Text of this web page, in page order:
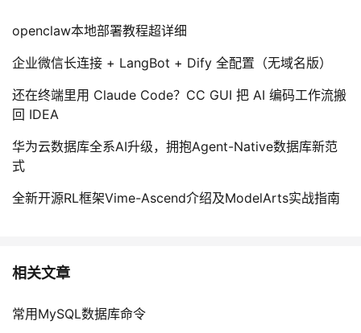
openclaw本地部署教程超详细
企业微信长连接 + LangBot + Dify 全配置（无域名版）
还在终端里用 Claude Code？CC GUI 把 AI 编码工作流搬
回 IDEA
华为云数据库全系AI升级，拥抱Agent-Native数据库新范
式
全新开源RL框架Vime-Ascend介绍及ModelArts实战指南
相关文章
常用MySQL数据库命令